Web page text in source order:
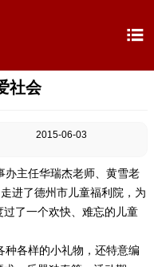

社会
2015-06-03
主任华瑞杰老师、黄雪老
进了德州市儿童福利院，为
了一个欢快、难忘的儿童
各样的小礼物，还特意编